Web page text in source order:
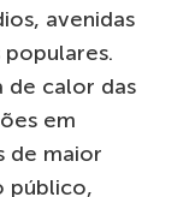
avenidas
de calor das
em
de maior
público,